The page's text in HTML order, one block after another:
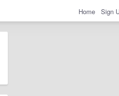
Home Sign